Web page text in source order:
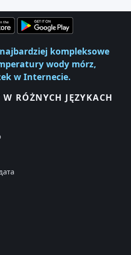
kompleksowe
wody mórz,
w Internecie.
RÓŻNYCH JĘZYKACH